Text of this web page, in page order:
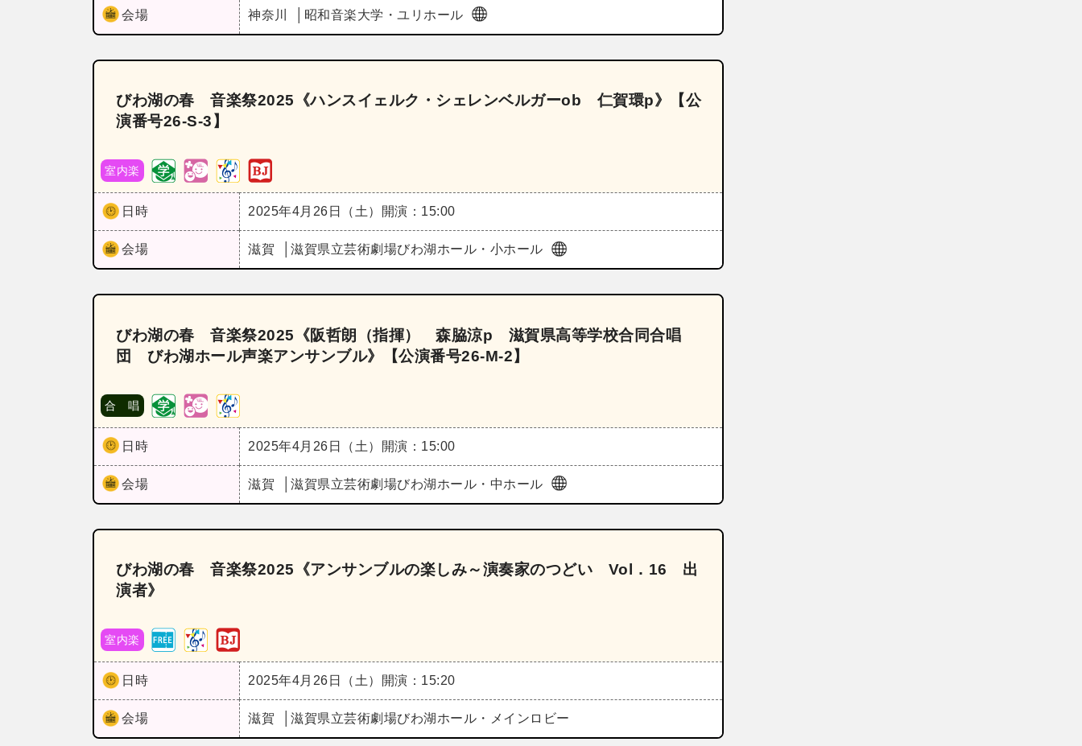
会場 神奈川 昭和音楽大学・ユリホール
びわ湖の春 音楽祭2025《ハンスイェルク・シェレンベルガーob 仁賀環p》【公
演番号26‐S‐3】
室内楽
日時 2025年4月26日（土） 開演：15:00
会場 滋賀 滋賀県立芸術劇場びわ湖ホール・小ホール
びわ湖の春 音楽祭2025《阪哲朗（指揮） 森脇涼p 滋賀県高等学校合同合唱
団 びわ湖ホール声楽アンサンブル》【公演番号26‐M‐2】
合 唱
日時 2025年4月26日（土） 開演：15:00
会場 滋賀 滋賀県立芸術劇場びわ湖ホール・中ホール
びわ湖の春 音楽祭2025《アンサンブルの楽しみ～演奏家のつどい Vol．16 出
演者》
室内楽
日時 2025年4月26日（土） 開演：15:20
会場 滋賀 滋賀県立芸術劇場びわ湖ホール・メインロビー